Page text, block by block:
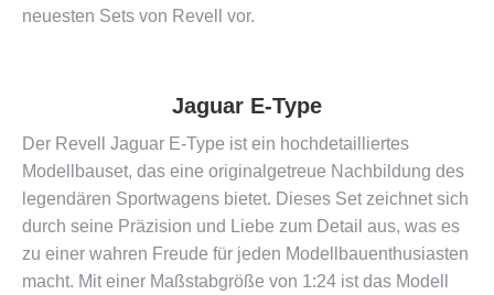
neuesten Sets von Revell vor.
Jaguar E-Type
Der Revell Jaguar E-Type ist ein hochdetailliertes
Modellbauset, das eine originalgetreue Nachbildung des
legendären Sportwagens bietet. Dieses Set zeichnet sich
durch seine Präzision und Liebe zum Detail aus, was es
zu einer wahren Freude für jeden Modellbauenthusiasten
macht. Mit einer Maßstabgröße von 1:24 ist das Modell